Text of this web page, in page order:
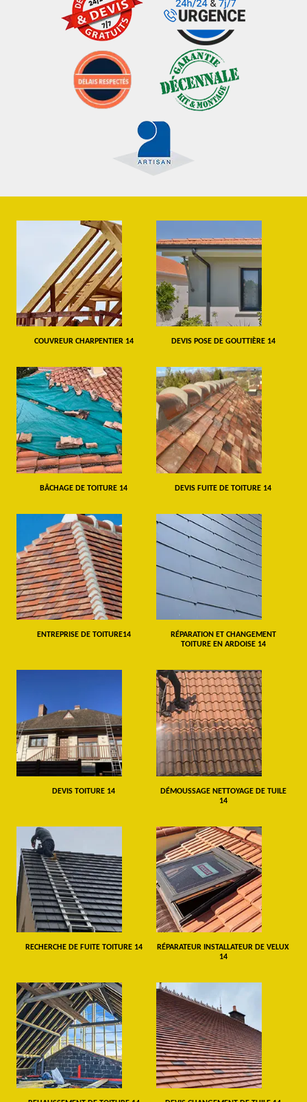
COUVREUR CHARPENTIER 14 DEVIS POSE DE GOUTTIÈRE 14
BÂCHAGE DE TOITURE 14 DEVIS FUITE DE TOITURE 14
ENTREPRISE DE TOITURE14
RÉPARATION ET CHANGEMENT
TOITURE EN ARDOISE 14
DEVIS TOITURE 14
DÉMOUSSAGE NETTOYAGE DE TUILE
14
RECHERCHE DE FUITE TOITURE 14
RÉPARATEUR INSTALLATEUR DE VELUX
14